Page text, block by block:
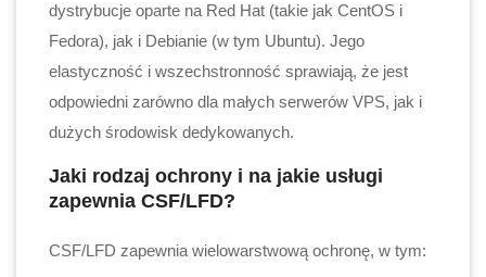
dystrybucje oparte na Red Hat (takie jak CentOS i
Fedora), jak i Debianie (w tym Ubuntu). Jego
elastyczność i wszechstronność sprawiają, że jest
odpowiedni zarówno dla małych serwerów VPS, jak i
dużych środowisk dedykowanych.
Jaki rodzaj ochrony i na jakie usługi
zapewnia CSF/LFD?
CSF/LFD zapewnia wielowarstwową ochronę, w tym: